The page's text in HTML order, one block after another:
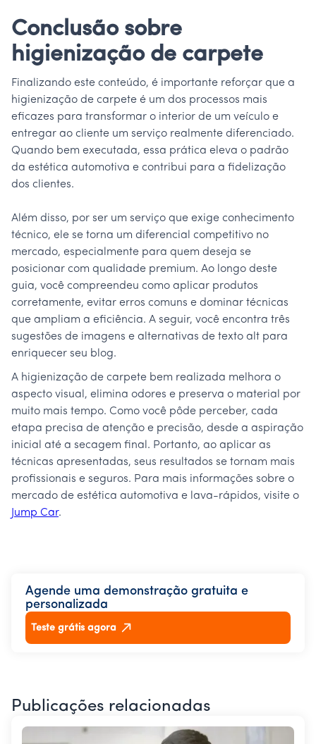
Conclusão sobre
higienização de carpete
Finalizando este conteúdo, é importante reforçar que a
higienização de carpete é um dos processos mais
eficazes para transformar o interior de um veículo e
entregar ao cliente um serviço realmente diferenciado.
Quando bem executada, essa prática eleva o padrão
da estética automotiva e contribui para a fidelização
dos clientes.
Além disso, por ser um serviço que exige conhecimento
técnico, ele se torna um diferencial competitivo no
mercado, especialmente para quem deseja se
posicionar com qualidade premium. Ao longo deste
guia, você compreendeu como aplicar produtos
corretamente, evitar erros comuns e dominar técnicas
que ampliam a eficiência. A seguir, você encontra três
sugestões de imagens e alternativas de texto alt para
enriquecer seu blog.
A higienização de carpete bem realizada melhora o
aspecto visual, elimina odores e preserva o material por
muito mais tempo. Como você pôde perceber, cada
etapa precisa de atenção e precisão, desde a aspiração
inicial até a secagem final. Portanto, ao aplicar as
técnicas apresentadas, seus resultados se tornam mais
profissionais e seguros. Para mais informações sobre o
mercado de estética automotiva e lava-rápidos, visite o
Jump Car.
Agende uma demonstração gratuita e
personalizada
Teste grátis agora
Publicações relacionadas